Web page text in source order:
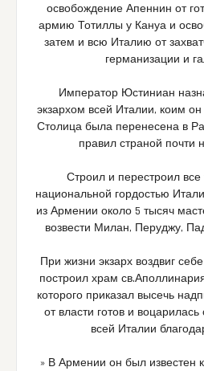
освобождение Апеннин от
армию Тотиллы у Кануа и
затем и всю Италию от
германизации и
Император Юстиниан
экзархом всей Италии, коим он
Столица была перенесена в
правил страной почти
Строил и перестроил все
национальной гордостью
из Армении около 5 тысяч
возвести Милан, Перуджу,
При жизни экзарх воздвиг
построил храм
которого приказал высечь
от власти готов и
всей Италии
» В Армении он был